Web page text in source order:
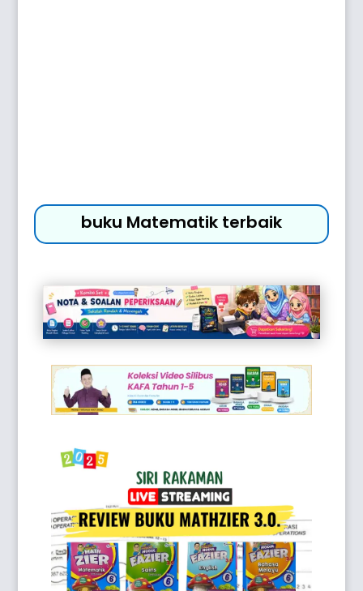
buku Matematik terbaik